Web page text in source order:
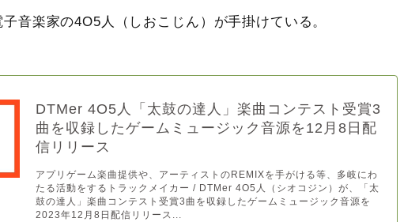
音楽家の4O5人（しおこじん）が手掛けている。
DTMer 4O5人「太鼓の達人」楽曲コンテスト受賞3
曲を収録したゲームミュージック音源を12月8日配
信リリース
アプリゲーム楽曲提供や、アーティストのREMIXを手がける等、多岐にわ
たる活動をするトラックメイカー / DTMer 4O5人（シオコジン）が、「太
鼓の達人」楽曲コンテスト受賞3曲を収録したゲームミュージック音源を
2023年12月8日配信リリース...